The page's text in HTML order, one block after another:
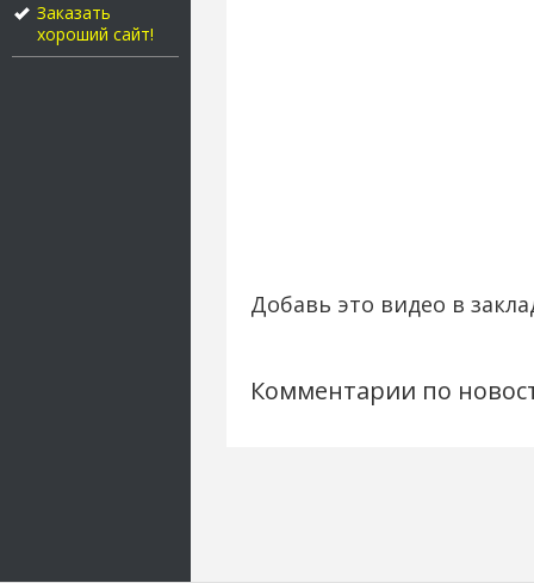
Заказать
хороший сайт!
Добавь это видео в
Комментарии по